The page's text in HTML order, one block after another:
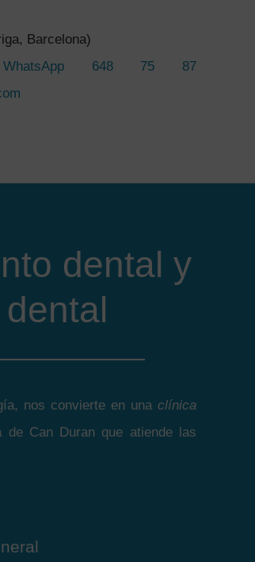
Barcelona)
WhatsApp 648 75 87
dental y
nos convierte en unaclínica
de Can Duran que atiende las